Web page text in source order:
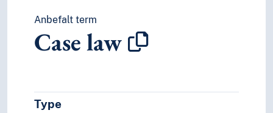
Anbefalt term
Case law
Type